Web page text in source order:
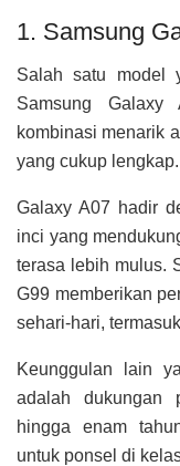
1. Samsung
Salah satu model
Samsung
kombinasi menarik
yang cukup lengkap.
Galaxy A07 hadir
inci yang
terasa lebih mulus.
G99 memberikan
sehari-hari,
Keunggulan lain
adalah dukungan
hingga enam
untuk ponsel di